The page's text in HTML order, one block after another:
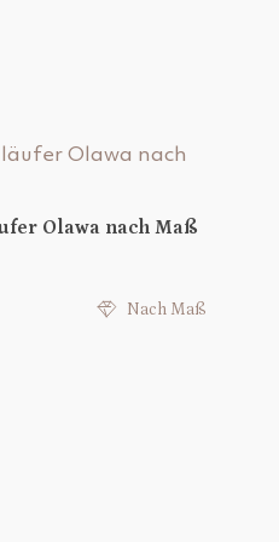
Olawa nach Maß
Nach Maß